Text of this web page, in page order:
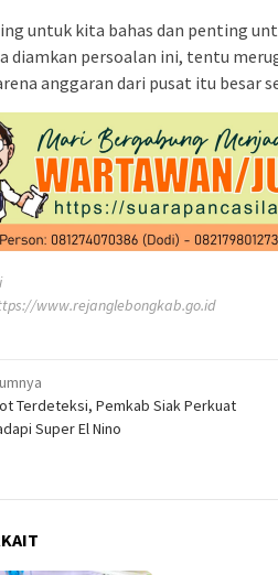
untuk kita bahas dan penting
diamkan persoalan ini, tentu
anggaran dari pusat itu besar
www.rejanglebongkab.go.id
Terdeteksi, Pemkab Siak Perkuat
Super El Nino